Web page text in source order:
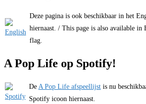
Deze pagina is ook beschikbaar in het
hiernaast. / This page is also available
flag.
A Pop Life op Spotify!
De A Pop Life afspeellijst is nu
Spotify icoon hiernaast.